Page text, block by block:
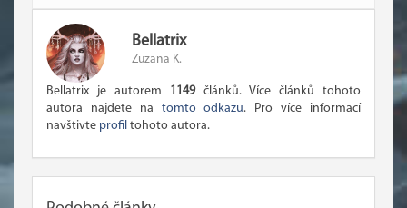
Bellatrix
Zuzana K.
Bellatrix je autorem 1149článků. Více článků tohoto
autora najdete na tomto odkazu. Pro více informací
navštivte profil tohoto autora.